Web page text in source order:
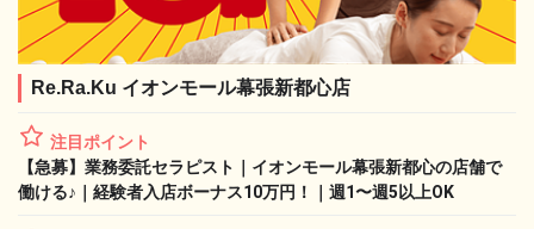
Re.Ra.Ku イオンモール幕張新都心店
注目ポイント
【急募】業務委託セラピスト｜イオンモール幕張新都心の店舗で
働ける♪｜経験者入店ボーナス10万円！｜週1〜週5以上OK